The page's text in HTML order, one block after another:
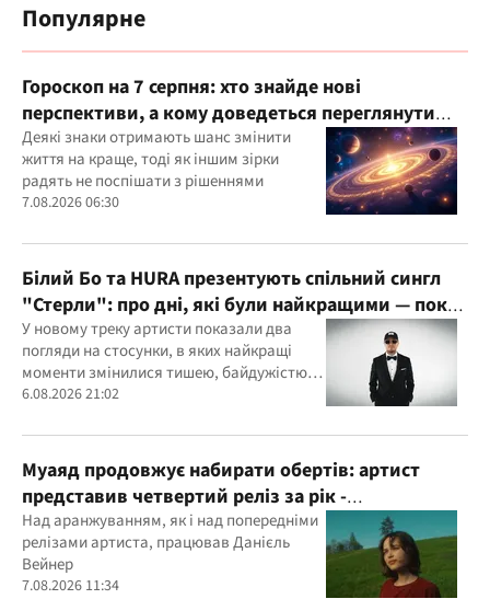
Популярне
Гороскоп на 7 серпня: хто знайде нові
перспективи, а кому доведеться переглянути
свої пріоритети
Деякі знаки отримають шанс змінити
життя на краще, тоді як іншим зірки
радять не поспішати з рішеннями
7.08.2026 06:30
Білий Бо та HURA презентують спільний сингл
"Стерли": про дні, які були найкращими — поки
хтось не натиснув delete
У новому треку артисти показали два
погляди на стосунки, в яких найкращі
моменти змінилися тишею, байдужістю
та порожнечею
6.08.2026 21:02
Муаяд продовжує набирати обертів: артист
представив четвертий реліз за рік -
кінематографічну баладу "Ти одна"
Над аранжуванням, як і над попередніми
релізами артиста, працював Данієль
Вейнер
7.08.2026 11:34